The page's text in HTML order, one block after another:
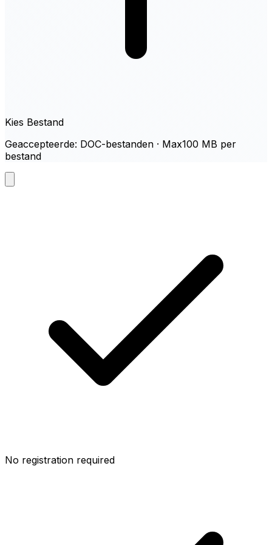
Kies Bestand
Geaccepteerde: DOC-bestanden · Max100 MB per
bestand
No registration required